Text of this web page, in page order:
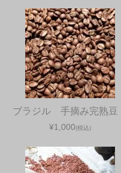
ブラジル 手摘み完熟
¥1,000(税込)